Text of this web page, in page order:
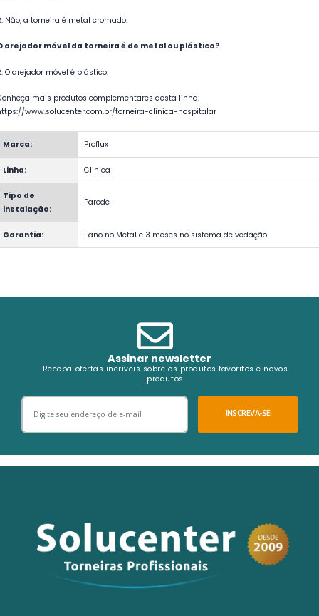
Não, a torneira é metal cromado.
arejador móvel da torneira é de metal ou plástico?
O arejador móvel é plástico.
mais produtos complementares desta linha:
www.solucenter.com.br/torneira-clinica-hospitalar
Marca: Proflux
Linha: Clinica
Tipo de
instalação:
Parede
Garantia: 1 ano no Metal e 3 meses no sistema de vedação
Assinar newsletter
Receba ofertas incríveis sobre os produtos favoritos e novos
produtos
INSCREVA-SE